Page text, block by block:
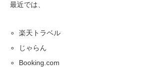
最近では、
楽天トラベル
じゃらん
Booking.com